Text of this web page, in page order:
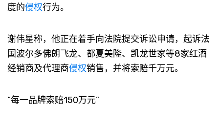
度的侵权行为。
谢伟星称，他正在着手向法院提交诉讼申请，起诉法
国波尔多佛朗飞龙、都夏美隆、凯龙世家等8家红酒
经销商及代理商侵权销售，并将索赔千万元。
“每一品牌索赔150万元”